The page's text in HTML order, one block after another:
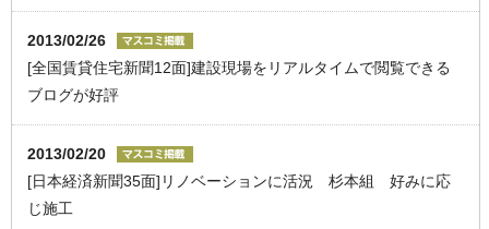
2013/02/26
[全国賃貸住宅新聞12面]建設現場をリアルタイムで閲覧できる
ブログが好評
2013/02/20
[日本経済新聞35面]リノベーションに活況 杉本組 好みに応
じ施工